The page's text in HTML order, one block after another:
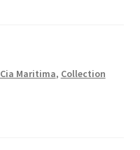
Cia Maritima, Collection